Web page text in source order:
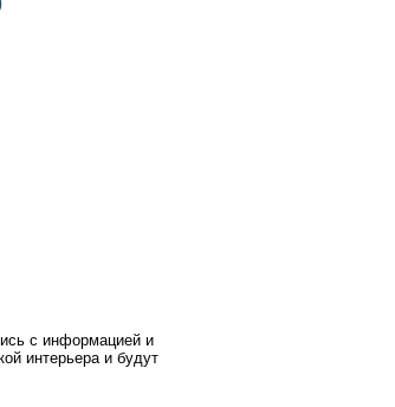
с информацией и
интерьера и будут